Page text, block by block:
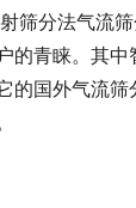
筛分法气流
的青睐。其中
的国外气流筛